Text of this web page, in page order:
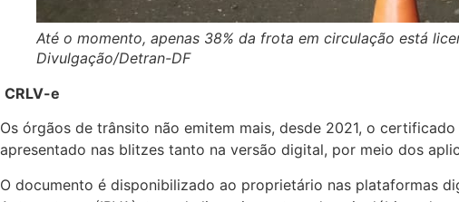
Até o momento, apenas 38% da frota em circulação está
Divulgação/Detran-DF
CRLV-e
Os órgãos de trânsito não emitem mais, desde 2021, o
apresentado nas blitzes tanto na versão digital, por meio dos
O documento é disponibilizado ao proprietário nas plataformas